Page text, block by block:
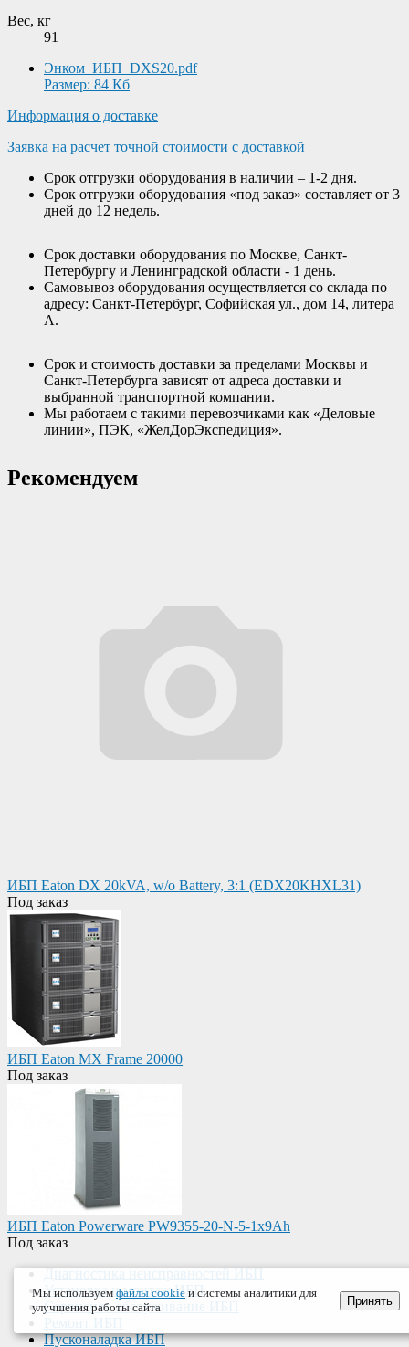
Вес, кг
91
Энком_ИБП_DXS20.pdf
Размер: 84 Кб
Информация о доставке
Заявка на расчет точной стоимости с доставкой
Срок отгрузки оборудования в наличии – 1-2 дня.
Срок отгрузки оборудования «под заказ» составляет от 3
дней до 12 недель.
Срок доставки оборудования по Москве, Санкт-
Петербургу и Ленинградской области - 1 день.
Самовывоз оборудования осуществляется со склада по
адресу: Санкт-Петербург, Софийская ул., дом 14, литера
А.
Срок и стоимость доставки за пределами Москвы и
Санкт-Петербурга зависят от адреса доставки и
выбранной транспортной компании.
Мы работаем с такими перевозчиками как «Деловые
линии», ПЭК, «ЖелДорЭкспедиция».
Рекомендуем
ИБП Eaton DX 20kVA, w/o Battery, 3:1 (EDX20KHXL31)
Под заказ
ИБП Eaton MX Frame 20000
Под заказ
ИБП Eaton Powerware PW9355-20-N-5-1x9Ah
Под заказ
Установка и монтаж ИБП
Сервисное обслуживание ИБП
Пусконаладка ИБП
Мы используем файлы cookie и системы аналитики для
улучшения работы сайта
Принять